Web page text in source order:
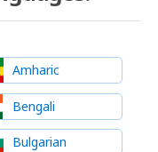
Amharic
Bengali
Bulgarian